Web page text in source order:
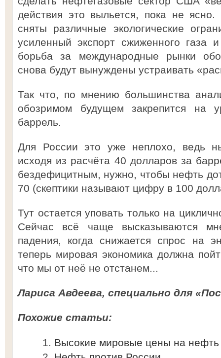
действия это выльется, пока не ясно.
сняты различные экологические
усиленный экспорт сжиженного газа
борьба за международные рынки
снова будут вынуждены устраивать
Так что, по мнению большинства
обозримом будущем закрепится на
баррель.
Для России это уже неплохо, ведь
исходя из расчёта 40 долларов за
бездефицитным, нужно, чтобы нефть
70 (скептики называют цифру в 100
Тут остается уповать только на
Сейчас всё чаще высказываются
падения, когда снижается спрос на
теперь мировая экономика должна
что мы от неё не отстанем...
Лариса Авдеева, специально для
Похожие статьи:
Высокие мировые цены на нефть